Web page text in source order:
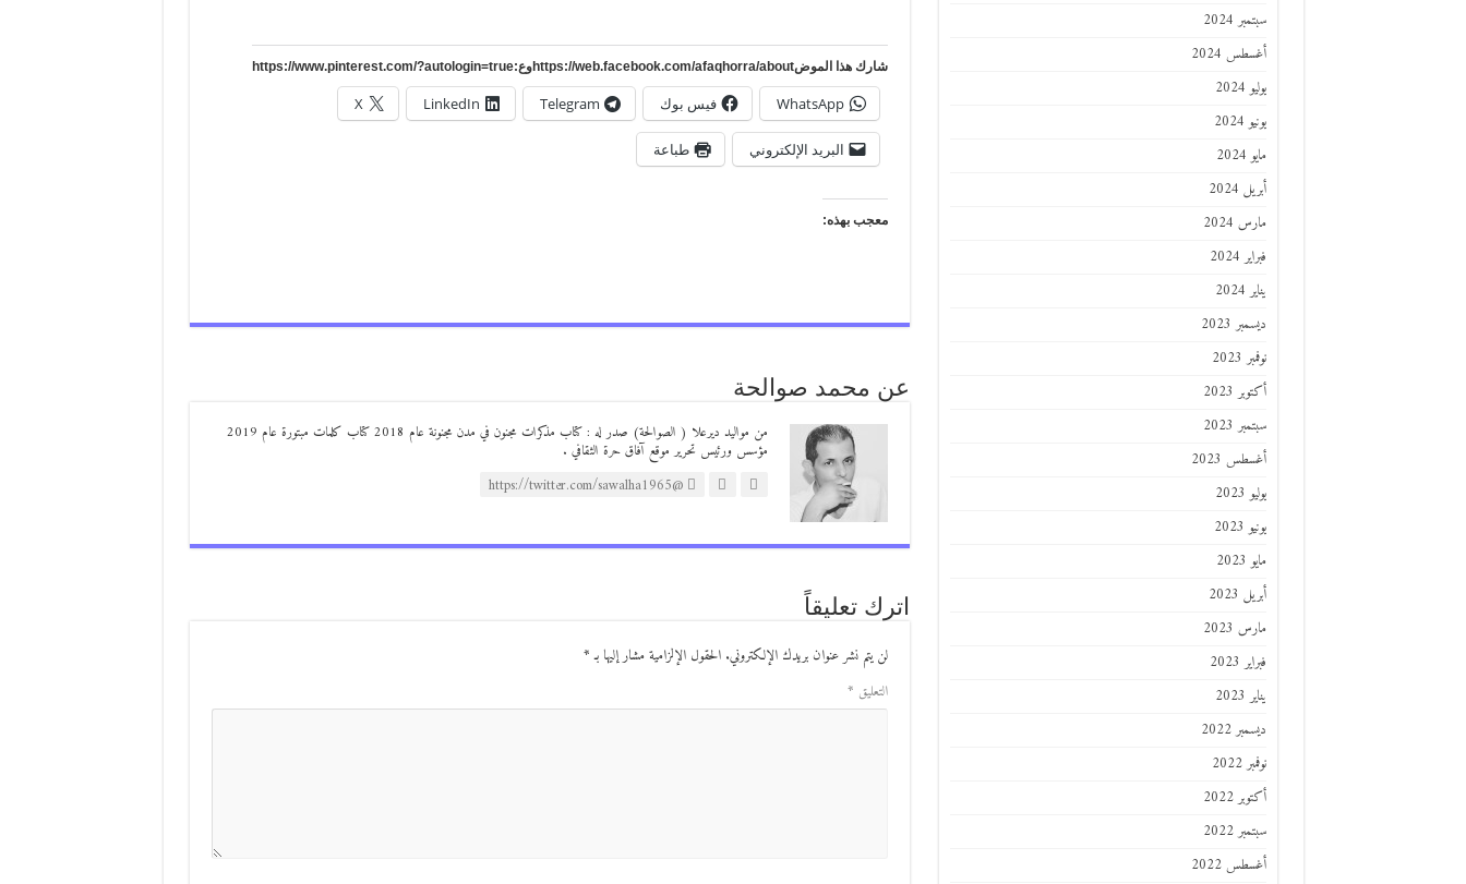
شارك هذا الموضhttps://web.facebook.com/afaqhorra/aboutوع:https://www.pinterest.com/?autologin=true
WhatsApp فيس بوك Telegram
LinkedIn
X
البريد الإلكتروني طباعة
معجب بهذه:
عن محمد صوالحة
من مواليد ديرعلا ( الصوالحة) صدر له : كتاب مذكرات مجنون في مدن مجنونة عام 2018 كتاب كلمات مبتورة عام 2019
مؤسس ورئيس تحرير موقع آفاق حرة الثقافي .
@https://twitter.com/sawalha1965
اترك تعليقاً
لن يتم نشر عنوان بريدك الإلكتروني. الحقول الإلزامية مشار إليها بـ*
التعليق *
سبتمبر 2024
أغسطس 2024
يوليو 2024
يونيو 2024
مايو 2024
أبريل 2024
مارس 2024
فبراير 2024
يناير 2024
ديسمبر 2023
نوفمبر 2023
أكتوبر 2023
سبتمبر 2023
أغسطس 2023
يوليو 2023
يونيو 2023
مايو 2023
أبريل 2023
مارس 2023
فبراير 2023
يناير 2023
ديسمبر 2022
نوفمبر 2022
أكتوبر 2022
سبتمبر 2022
أغسطس 2022